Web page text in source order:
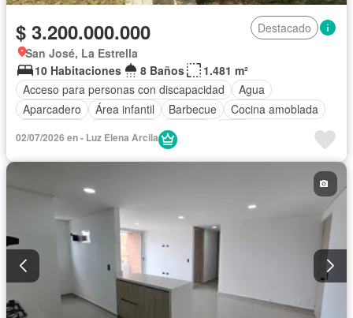
$ 3.200.000.000
Destacado
San José, La Estrella
10 Habitaciones
8 Baños
1.481 m²
Acceso para personas con discapacidad
Agua
Aparcadero
Área infantil Barbecue
Cocina amoblada
Internet
02/07/2026 en - Luz Elena Arcila